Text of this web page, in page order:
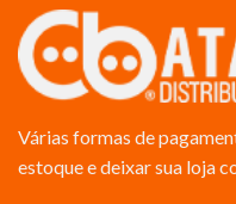
Várias formas de
estoque e deixar sua loja